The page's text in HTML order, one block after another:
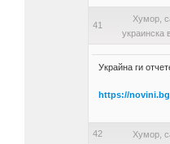
41
Хумор,
украинска
Украйна ги
https://
42 Хумор,